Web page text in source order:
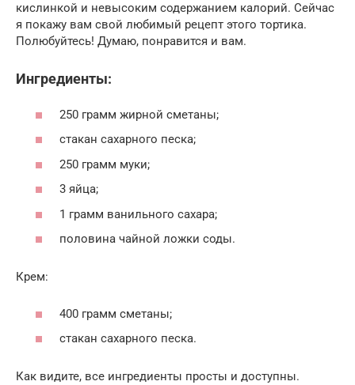
кислинкой и невысоким содержанием калорий. Сейчас
я покажу вам свой любимый рецепт этого тортика.
Полюбуйтесь! Думаю, понравится и вам.
Ингредиенты:
250 грамм жирной сметаны;
стакан сахарного песка;
250 грамм муки;
3 яйца;
1 грамм ванильного сахара;
половина чайной ложки соды.
Крем:
400 грамм сметаны;
стакан сахарного песка.
Как видите, все ингредиенты просты и доступны.